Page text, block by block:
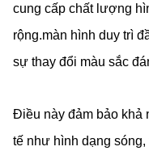
cung cấp chất lượng
rộng.màn hình duy trì
sự thay đổi màu sắc
Điều này đảm bảo khả
tế như hình dạng